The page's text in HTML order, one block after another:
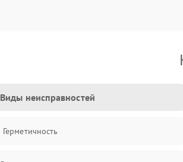
Виды неисправностей
Герметичность